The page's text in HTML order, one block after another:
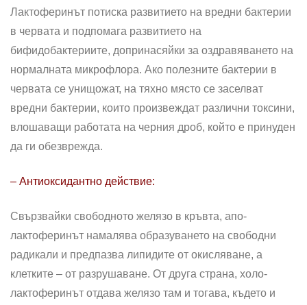
Лактоферинът потиска развитието на вредни бактерии
в червата и подпомага развитието на
бифидобактериите, допринасяйки за оздравяването на
нормалната микрофлора. Ако полезните бактерии в
червата се унищожат, на тяхно място се заселват
вредни бактерии, които произвеждат различни токсини,
влошаващи работата на черния дроб, който е принуден
да ги обезврежда.
– Антиоксидантно действие:
Свързвайки свободното желязо в кръвта, апо-
лактоферинът намалява образуването на свободни
радикали и предпазва липидите от окисляване, а
клетките – от разрушаване. От друга страна, холо-
лактоферинът отдава желязо там и тогава, където и